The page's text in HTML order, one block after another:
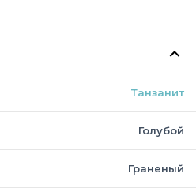
Танзанит
Голубой
Граненый